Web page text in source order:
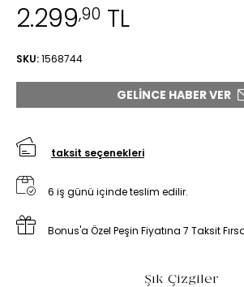
2.299,90 TL
SKU:1568744
GELINCE HABER VER
taksit seçenekleri
6 iş günü içinde teslim edilir.
Bonus'a Özel Peşin Fiyatına 7 Taksit
Şık Çizgiler